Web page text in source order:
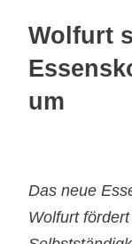
Wolfurt
um
Das neue
Wolfurt